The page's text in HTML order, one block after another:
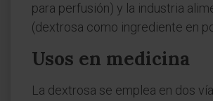
para perfusión) y la industria
(dextrosa como ingrediente en
Usos en medicina
La dextrosa se emplea en dos